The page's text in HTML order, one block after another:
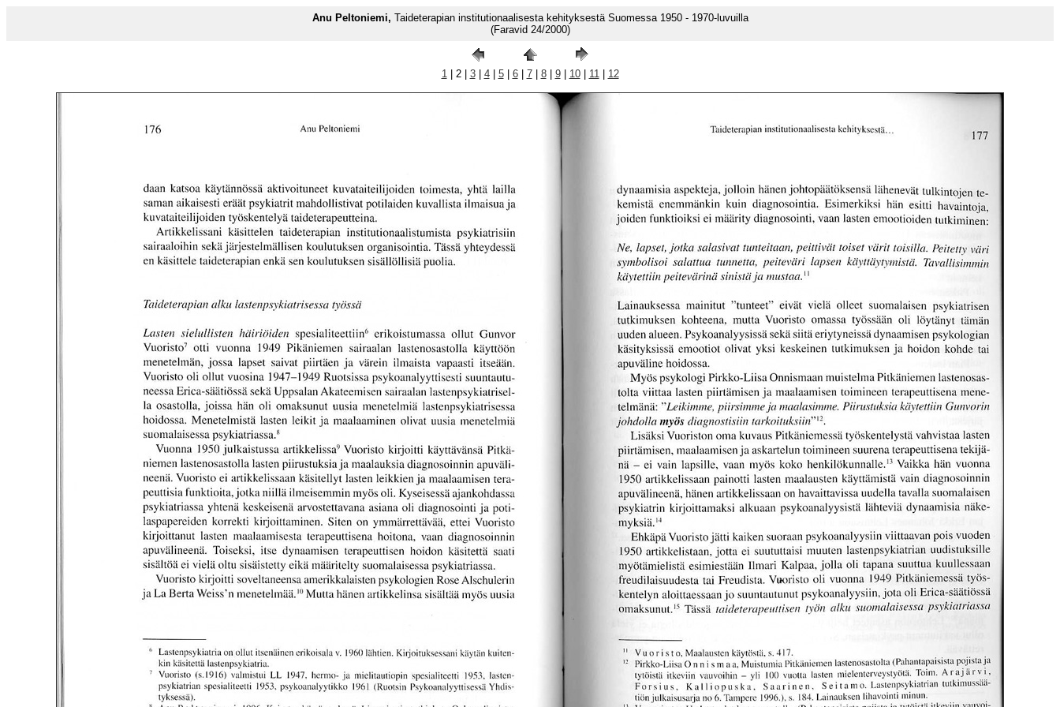
Anu Peltoniemi, Taideterapian institutionaalisesta kehityksestä Suomessa 1950 - 1970-luvuilla
(Faravid 24/2000)
1| 2 | 3| 4| 5| 6| 7| 8| 9| 10| 11| 12